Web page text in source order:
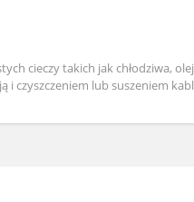
cieczy takich jak chłodziwa,
czyszczeniem lub suszeniem